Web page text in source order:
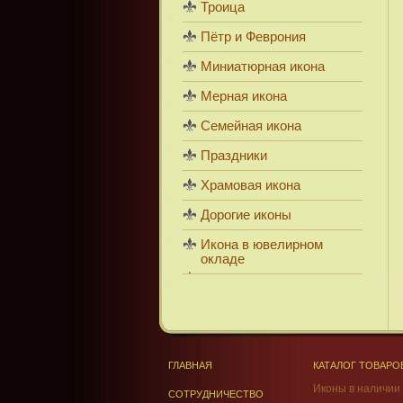
Троица
Пётр и Феврония
Миниатюрная икона
Мерная икона
Семейная икона
Праздники
Храмовая икона
Дорогие иконы
Икона в ювелирном
окладе
ГЛАВНАЯ
СОТРУДНИЧЕСТВО
КАТАЛОГ
Иконы в наличии